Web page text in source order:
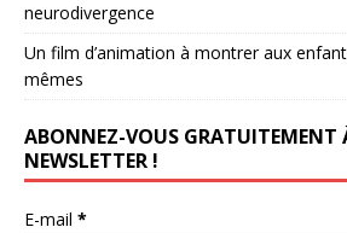
neurodivergence
Un film d’animation à montrer aux
mêmes
ABONNEZ-VOUS GRATUITEMENT
NEWSLETTER !
E-mail *